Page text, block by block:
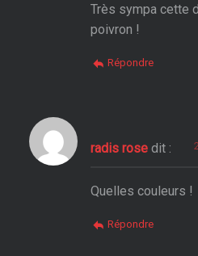
Très sympa cette
poivron !
Répondre
radis rose dit :
Quelles couleurs !
Répondre